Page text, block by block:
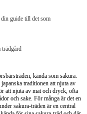
guide till det som
trädgård
kända som sakura.
traditionen att njuta av
att njuta av mat och dryck, ofta
och sake. För många är det en
sakura-träden är en central